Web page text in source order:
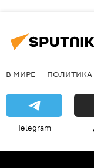
В МИРЕ ПОЛИТИКА
Telegram